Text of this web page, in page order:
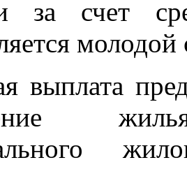
за счет
выплата